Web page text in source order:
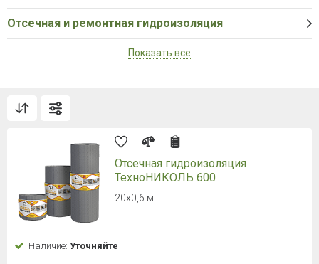
Отсечная и ремонтная гидроизоляция
Показать все
Отсечная гидроизоляция
ТехноНИКОЛЬ 600
20х0,6 м
Наличие: Уточняйте